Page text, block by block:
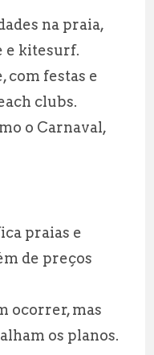
na praia,
e kitesurf.
com festas e
clubs.
o Carnaval,
praias e
de preços
ocorrer, mas
os planos.